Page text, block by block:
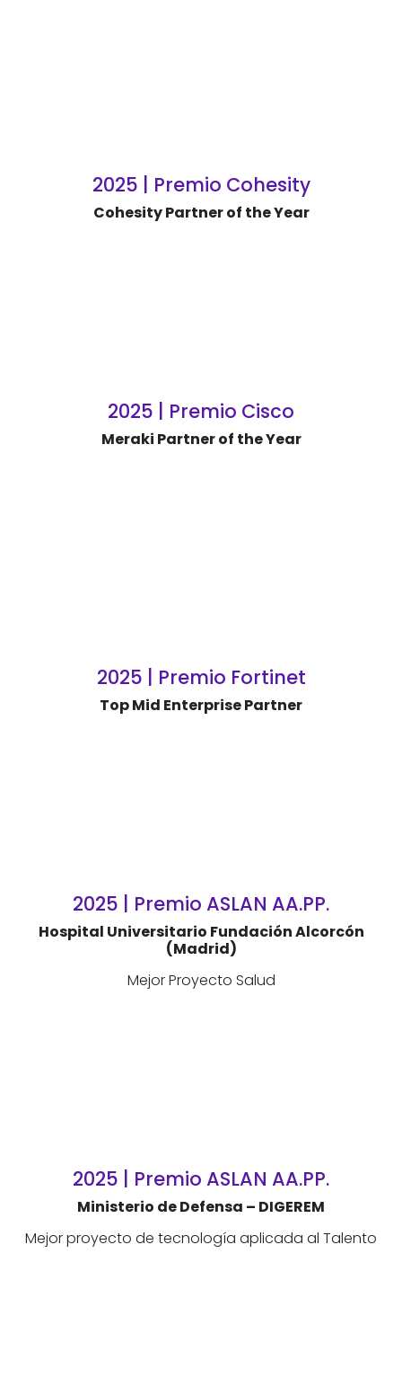
2025 | Premio Cohesity
Cohesity Partner of the Year
2025 | Premio Cisco
Meraki Partner of the Year
2025 | Premio Fortinet
Top Mid Enterprise Partner
2025 | Premio ASLAN AA.PP.
Hospital Universitario Fundación Alcorcón
(Madrid)
Mejor Proyecto Salud
2025 | Premio ASLAN AA.PP.
Ministerio de Defensa – DIGEREM
Mejor proyecto de tecnología aplicada al Talento